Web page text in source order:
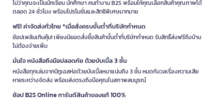
ไม่ว่าคุณจะเป็นนักเรียน นักศึกษา คนทำงาน B2S พร้อมให้คุณเลือกสินค้าคุณภาพได้
ตลอด 24 ชั่วโมง พร้อมโปรโมชั่นและสิทธิพิเศษมากมาย
ฟรี! ค่าจัดส่งทั่วไทย *เมื่อสั่งครบขั้นต่ำที่บริษัทกำหนด
ช้อปเพลินเกินคุ้ม! เพียงมียอดสั่งซื้อสินค้าขั้นต่ำที่บริษัทกำหนด รับสิทธิ์ส่งฟรีถึงบ้าน
ไม่ต้องจ่ายเพิ่ม
มั่นใจ หนังสือถึงมือปลอดภัย ด้วยบับเบิ้ล 3 ชั้น
หนังสือทุกเล่มจากบีทูเอสห่อด้วยบับเบิ้ลหนาแน่นถึง 3 ชั้น หมดกังวลเรื่องความเสีย
หายระหว่างจัดส่ง พร้อมส่งตรงถึงมือคุณในสภาพสมบูรณ์
ช้อป B2S Online การันตีสินค้าของแท้ 100%